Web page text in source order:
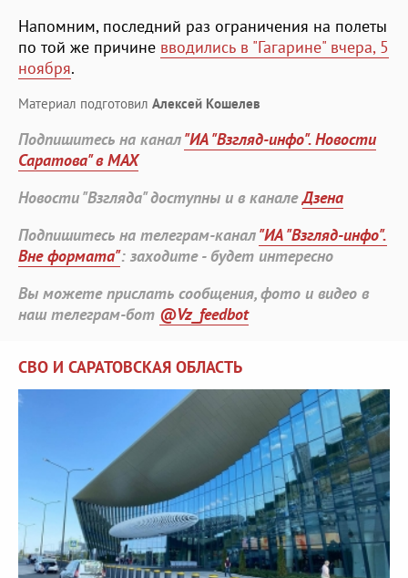
Напомним, последний раз ограничения на полеты
по той же причине вводились в "Гагарине" вчера, 5
ноября.
Материал подготовил Алексей Кошелев
Подпишитесь на канал"ИА "Взгляд-инфо". Новости
Саратова" в MAX
Новости "Взгляда" доступны и в каналеДзена
Подпишитесь на телеграм-канал"ИА "Взгляд-инфо".
Вне формата": заходите - будет интересно
Вы можете прислать сообщения, фото и видео в
наш телеграм-бот @Vz_feedbot
СВО И САРАТОВСКАЯ ОБЛАСТЬ